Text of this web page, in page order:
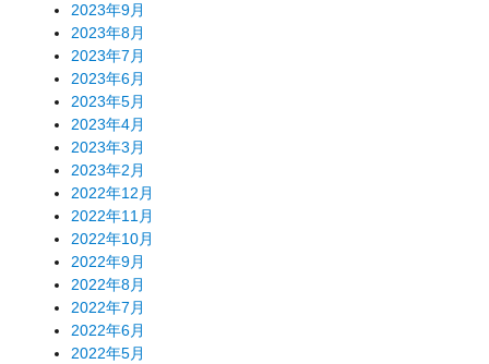
2023年9月
2023年8月
2023年7月
2023年6月
2023年5月
2023年4月
2023年3月
2023年2月
2022年12月
2022年11月
2022年10月
2022年9月
2022年8月
2022年7月
2022年6月
2022年5月